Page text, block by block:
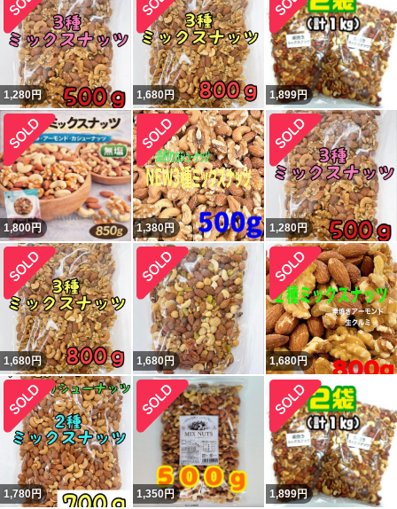
1,280円 1,680円 1,899円
1,800円 1,380円 1,280円
1,680円 1,680円 1,680円
1,780円 1,350円 1,899円